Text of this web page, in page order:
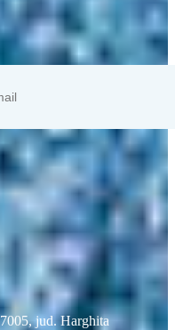
jud. Harghita